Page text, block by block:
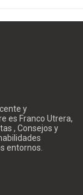
y
es Franco Utrera,
, Consejos y
entornos.